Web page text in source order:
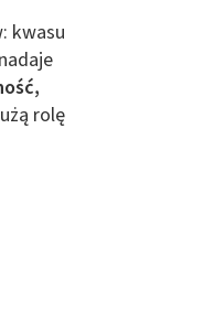
kwasu
rolę